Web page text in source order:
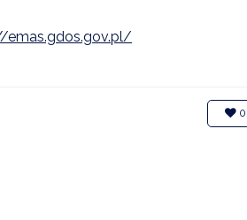
emas.gdos.gov.pl/
0